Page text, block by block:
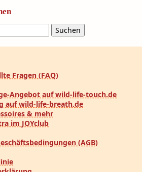
Fragen (FAQ)
Angebot auf wild-life-touch.de
auf wild-life-breath.de
& mehr
im JOYclub
(AGB)